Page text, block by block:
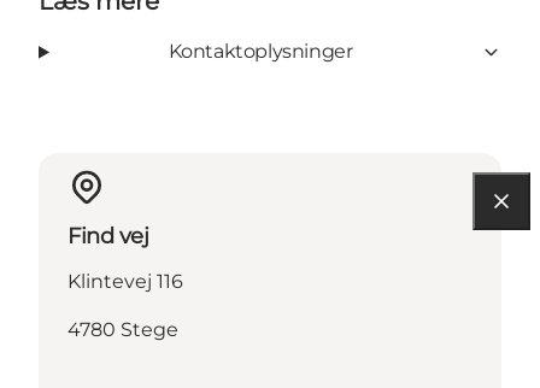
Kontaktoplysninger
Find vej
Klintevej 116
4780 Stege